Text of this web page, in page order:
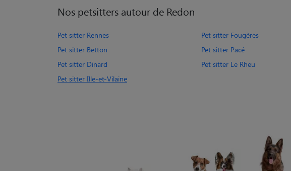
Nos petsitters autour de Redon
Pet sitter Rennes Pet sitter Fougères
Pet sitter Betton
Pet sitter Pacé
Pet sitter Dinard
Pet sitter Le Rheu
Pet sitter Ille-et-Vilaine